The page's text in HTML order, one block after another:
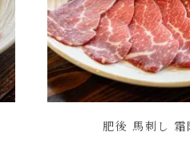
肥後 馬刺し 霜